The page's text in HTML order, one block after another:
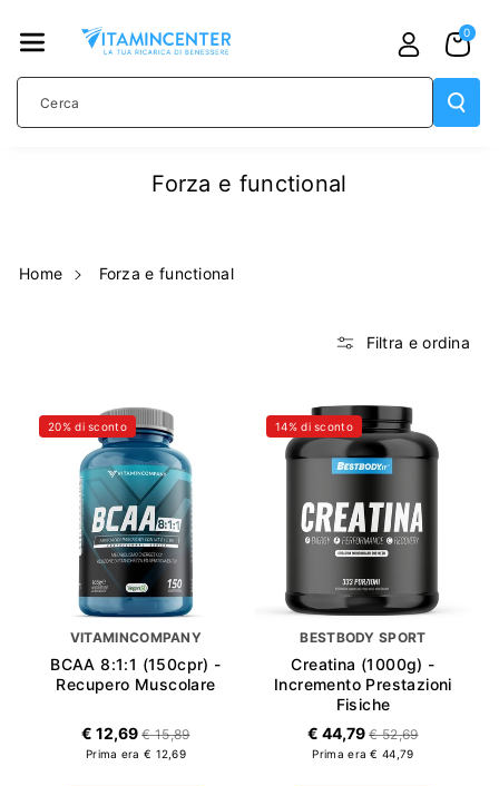
AI CONTE
Cerca
0
Forza e functional
Home Forza e functional
Filtra e ordina
20% di sconto
VITAMINCOMPANY
BCAA 8:1:1 (150cpr) -
Recupero Muscolare
€ 12,69€ 15,89
Prima era € 12,69
14% di sconto
BESTBODY SPORT
Creatina (1000g) -
Incremento Prestazioni
Fisiche
€ 44,79€ 52,69
Prima era € 44,79